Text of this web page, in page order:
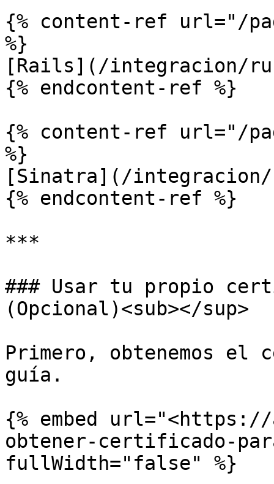
{% content-ref url="/
%}
[Rails](/integracion/
{% endcontent-ref %}
{% content-ref url="/
%}
[Sinatra](/integracion/
{% endcontent-ref %}
***
### Usar tu propio
(Opcional)<sub></sup>
Primero, obtenemos
guía.
{% embed
obtener-certificado-
fullWidth="false" %}